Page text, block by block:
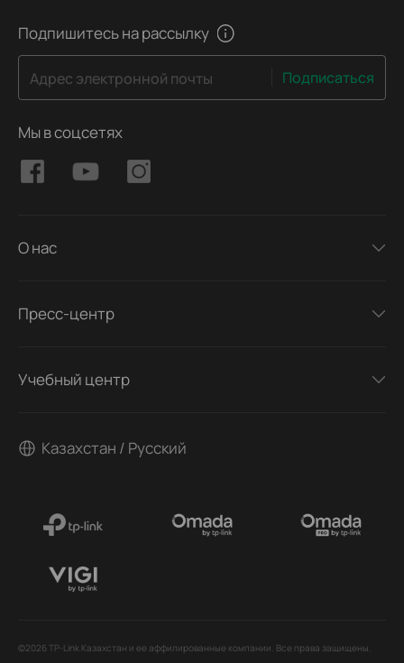
Подпишитесь на рассылку
Адрес электронной почты Подписаться
Мы в соцсетях
О нас
Пресс-центр
Учебный центр
Казахстан / Русский
©2026 TP-Link Казахстан и ее аффилированные компании. Все права защищены.